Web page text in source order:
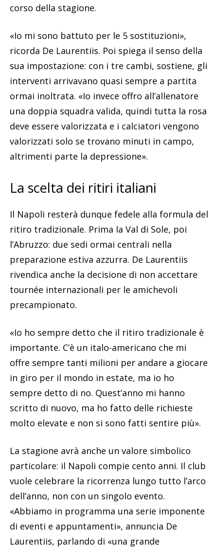
corso della stagione.
«Io mi sono battuto per le 5 sostituzioni»,
ricorda De Laurentiis. Poi spiega il senso della
sua impostazione: con i tre cambi, sostiene, gli
interventi arrivavano quasi sempre a partita
ormai inoltrata. «Io invece offro all’allenatore
una doppia squadra valida, quindi tutta la rosa
deve essere valorizzata e i calciatori vengono
valorizzati solo se trovano minuti in campo,
altrimenti parte la depressione».
La scelta dei ritiri italiani
Il Napoli resterà dunque fedele alla formula del
ritiro tradizionale. Prima la Val di Sole, poi
l’Abruzzo: due sedi ormai centrali nella
preparazione estiva azzurra. De Laurentiis
rivendica anche la decisione di non accettare
tournée internazionali per le amichevoli
precampionato.
«Io ho sempre detto che il ritiro tradizionale è
importante. C’è un italo-americano che mi
offre sempre tanti milioni per andare a giocare
in giro per il mondo in estate, ma io ho
sempre detto di no. Quest’anno mi hanno
scritto di nuovo, ma ho fatto delle richieste
molto elevate e non si sono fatti sentire più».
La stagione avrà anche un valore simbolico
particolare: il Napoli compie cento anni. Il club
vuole celebrare la ricorrenza lungo tutto l’arco
dell’anno, non con un singolo evento.
«Abbiamo in programma una serie imponente
di eventi e appuntamenti», annuncia De
Laurentiis, parlando di «una grande